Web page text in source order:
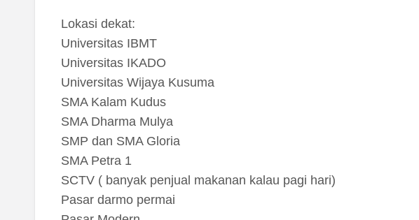
Lokasi dekat:
Universitas IBMT
Universitas IKADO
Universitas Wijaya Kusuma
SMA Kalam Kudus
SMA Dharma Mulya
SMP dan SMA Gloria
SMA Petra 1
SCTV ( banyak penjual makanan kalau pagi hari)
Pasar darmo permai